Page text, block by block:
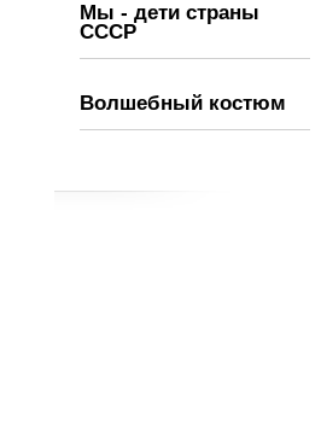
Мы - дети страны
СССР
Волшебный костюм